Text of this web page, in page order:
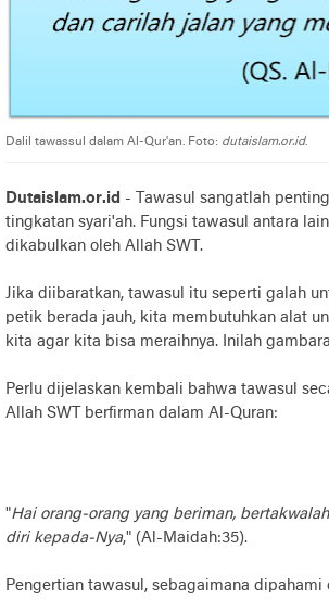
Dalil tawassul dalam Al-Qur'an. Foto: dutaislam.or.id.
Dutaislam.or.id - Tawasul sangatlah
tingkatan syari'ah. Fungsi tawasul antara
dikabulkan oleh Allah SWT.
Jika diibaratkan, tawasul itu seperti galah
petik berada jauh, kita membutuhkan alat
kita agar kita bisa meraihnya. Inilah
Perlu dijelaskan kembali bahwa tawasul
Allah SWT berfirman dalam Al-Quran:
"Hai orang-orang yang beriman,
diri kepada-Nya," (Al-Maidah:35).
Pengertian tawasul, sebagaimana